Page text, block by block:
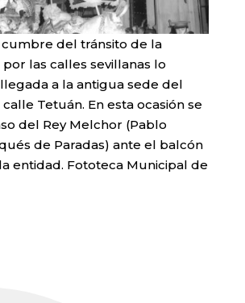
del tránsito de la
las calles sevillanas lo
a la antigua sede del
Tetuán. En esta ocasión se
del Rey Melchor (Pablo
de Paradas) ante el balcón
entidad. Fototeca Municipal de